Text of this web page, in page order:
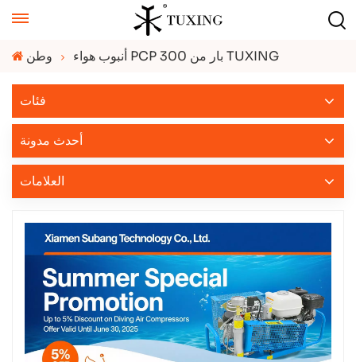
وطن أنبوب هواء PCP 300 بار من TUXING
فئات
أحدث مدونة
العلامات